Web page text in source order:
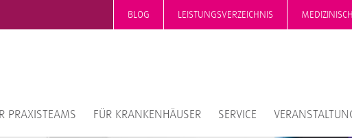
BLOG LEISTUNGSVERZEICHNIS
PRAXISTEAMS FÜR KRANKENHÄUSER SERVICE